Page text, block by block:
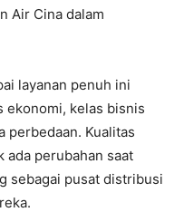
Air Cina dalam
layanan penuh ini
ekonomi, kelas bisnis
perbedaan. Kualitas
ada perubahan saat
sebagai pusat distribusi